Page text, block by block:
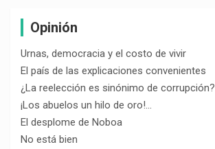
Opinión
Urnas, democracia y el costo de vivir
El país de las explicaciones convenientes
¿La reelección es sinónimo de corrupción?
¡Los abuelos un hilo de oro!…
El desplome de Noboa
No está bien